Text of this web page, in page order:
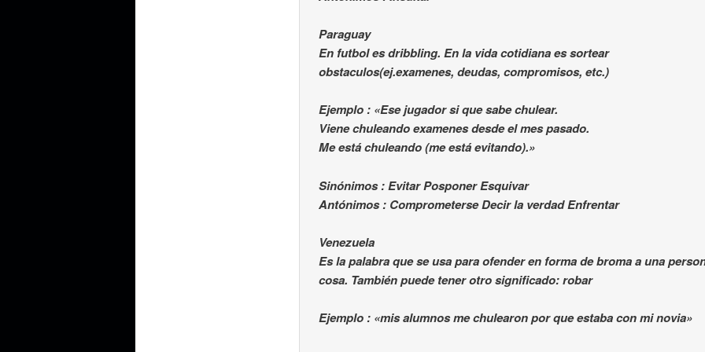
Paraguay
En futbol es dribbling. En la vida cotidiana es sortear
obstaculos(ej.examenes, deudas, compromisos, etc.)
Ejemplo : «Ese jugador si que sabe chulear.
Viene chuleando examenes desde el mes pasado.
Me está chuleando (me está evitando).»
Sinónimos : Evitar Posponer Esquivar
Antónimos : Comprometerse Decir la verdad Enfrentar
Venezuela
Es la palabra que se usa para ofender en forma de broma a una
cosa. También puede tener otro significado: robar
Ejemplo : «mis alumnos me chulearon por que estaba con mi novia»